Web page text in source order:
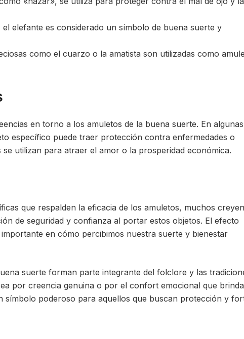
elefante es considerado un símbolo de buena suerte y
como el cuarzo o la amatista son utilizadas como
en torno a los amuletos de la buena suerte. En algunas
específico puede traer protección contra enfermedades o
utilizan para atraer el amor o la prosperidad económica.
que respalden la eficacia de los amuletos, muchos
de seguridad y confianza al portar estos objetos. El efecto
en cómo percibimos nuestra suerte y bienestar
suerte forman parte integrante del folclore y las
por creencia genuina o por el confort emocional que
símbolo poderoso para aquellos que buscan protección y